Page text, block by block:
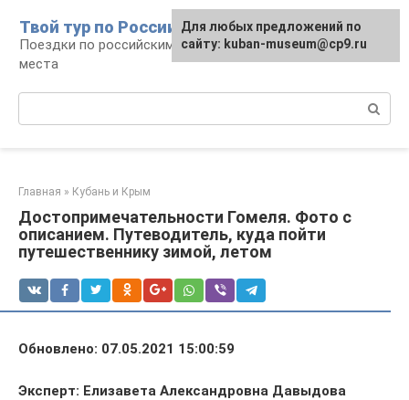
контенту
Твой тур по России
Поездки по российским городам, маршруты и
места
Главная » Кубань и Крым
Достопримечательности Гомеля. Фото с
описанием. Путеводитель, куда пойти
путешественнику зимой, летом
Обновлено: 07.05.2021 15:00:59
Эксперт: Елизавета Александровна Давыдова
Для любых предложений по
сайту: kuban-museum@cp9.ru